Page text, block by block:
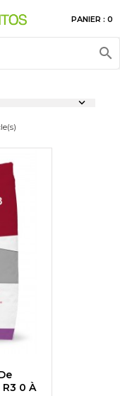
PANIER : 0


0 À